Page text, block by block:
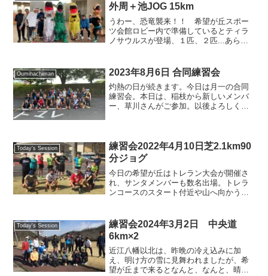
外周＋池JOG 15km
うわー、恐竜襲来！！ 希望が丘スポー
ツ会館ロビー内で準備しているとティラ
ノサウルスが登場、１匹、２匹...あらら4
まり。集合写真は間違い探しを楽しんで
ください。三連休最...
Oumihachiman 2023年8月6日 合同練習会
灼熱の日が続きます。今日は月一の合同
練習会。本日は、稲枝から新しいメンバ
ー、草川さんがご参加。以後よろしくお
コース。前半は会話ランで...
Today's Session
練習会2022年4月10日芝2.1km90
分ジョグ
今日の希望が丘はトレラン大会が開催さ
れ、サンタメンバーも数名出場。トレラ
ンコースのスタート付近や山へ向かうコ
しました。昨日はポイント練習で1000m
インターバル、本...
Today's Session
練習会2024年3月2日 中央道
6km×2
近江八幡以北は、昨晩の冷え込みに加
え、明け方の雪に見舞われましたが、希
望が丘まで来るとなんと、なんと、晴れ